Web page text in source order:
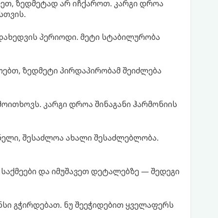
ზედმეტად არ იჩქაროთ. კარგი დროა
პერიოდი. მეტი სტაბილურობა
ზედმეტი პირდაპირობამ შეიძლება
კარგი დროა შინაგანი ჰარმონიის
შესაძლოა ახალი შესაძლებლობა.
და იმუშავეთ დეტალებზე — შედეგი
გჭირდებათ. ნუ შეეჭიდებით ყველაფერს